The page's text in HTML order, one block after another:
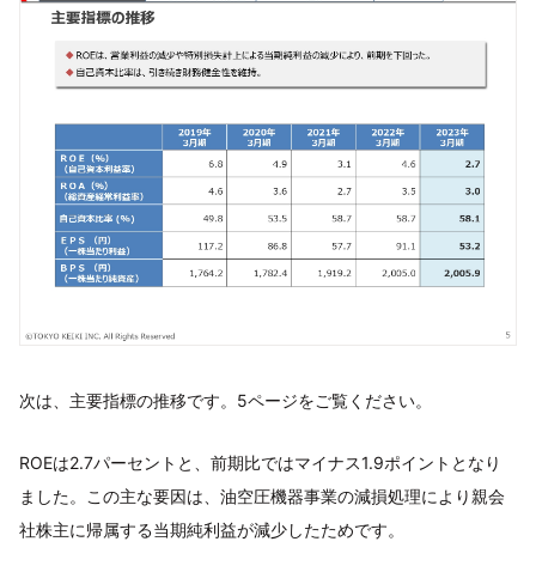
次は、主要指標の推移です。5ページをご覧ください。
ROEは2.7パーセントと、前期比ではマイナス1.9ポイントとなり
ました。この主な要因は、油空圧機器事業の減損処理により親会
社株主に帰属する当期純利益が減少したためです。